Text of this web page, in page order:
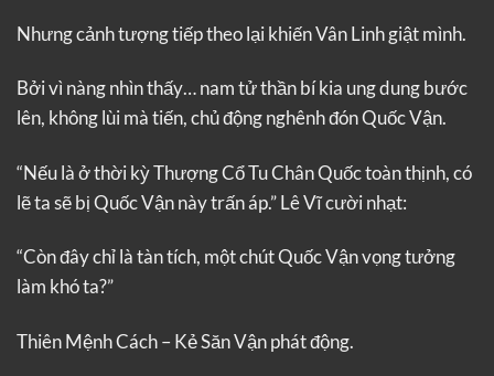
Nhưng cảnh tượng tiếp theo lại khiến Vân Linh giật mình.
Bởi vì nàng nhìn thấy… nam tử thần bí kia ung dung bước
lên, không lùi mà tiến, chủ động nghênh đón Quốc Vận.
“Nếu là ở thời kỳ Thượng Cổ Tu Chân Quốc toàn thịnh, có
lẽ ta sẽ bị Quốc Vận này trấn áp.” Lê Vĩ cười nhạt:
“Còn đây chỉ là tàn tích, một chút Quốc Vận vọng tưởng
làm khó ta?”
Thiên Mệnh Cách – Kẻ Săn Vận phát động.